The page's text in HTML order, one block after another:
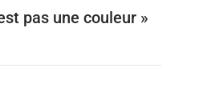
pas une couleur »